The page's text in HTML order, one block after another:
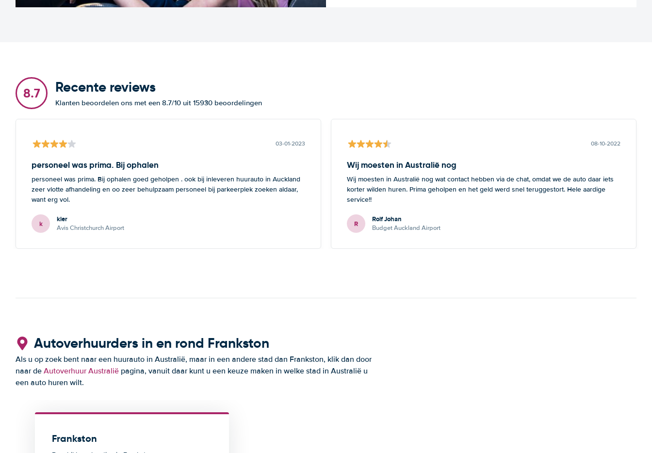
8.7 Recente reviews
Klanten beoordelen ons met een 8.7/10 uit 15930 beoordelingen
03-01-2023
personeel was prima. Bij ophalen
personeel was prima. Bij ophalen goed geholpen . ook bij inleveren huurauto in Auckland
zeer vlotte afhandeling en oo zeer behulpzaam personeel bij parkeerplek zoeken aldaar,
want erg vol.
k kier
Avis Christchurch Airport
08-10-2022
Wij moesten in Australië nog
Wij moesten in Australië nog wat contact hebben via de chat, omdat we de auto daar iets
korter wilden huren. Prima geholpen en het geld werd snel teruggestort. Hele aardige
service!!
R Rolf Johan
Budget Auckland Airport
Autoverhuurders in en rond Frankston
Als u op zoek bent naar een huurauto in Australië, maar in een andere stad dan Frankston, klik dan door
naar de Autoverhuur Australië pagina, vanuit daar kunt u een keuze maken in welke stad in Australië u
een auto huren wilt.
Frankston